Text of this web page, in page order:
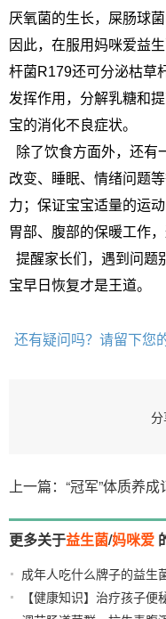
厌氧菌的生长，屎肠球
因此，在服用妈咪爱益
杆菌R179还可分泌枯草
发挥作用，分解乳糖和
宝的消化不良症状。
除了饮食方面外，还有
改变、睡眠、情绪问题
力；保证宝宝适量的运
胃部、腹部的保暖工作
提醒家长们，遇到问题
宝早日恢复才是王道。
还有疑问吗？请留下您
上一篇：“冠军”体质养
更多关于益生菌/妈咪爱
成年人吃什么牌子的益生
2024-11-01
【健康知识】治疗孩子